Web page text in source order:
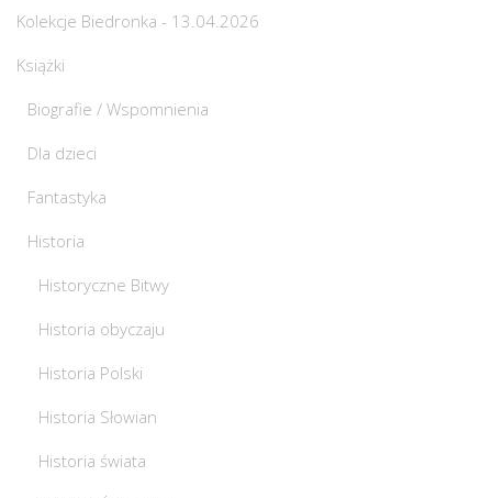
Kolekcje Biedronka - 13.04.2026
Książki
Biografie / Wspomnienia
Dla dzieci
Fantastyka
Historia
Historyczne Bitwy
Historia obyczaju
Historia Polski
Historia Słowian
Historia świata